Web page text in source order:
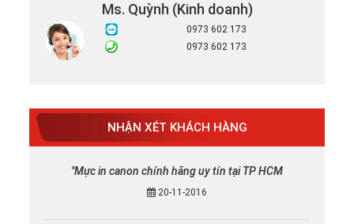
Ms. Quỳnh (Kinh doanh)
0973 602 173
0973 602 173
NHẬN XÉT KHÁCH HÀNG
"Mực in canon chính hãng uy tín tại TP HCM
20-11-2016